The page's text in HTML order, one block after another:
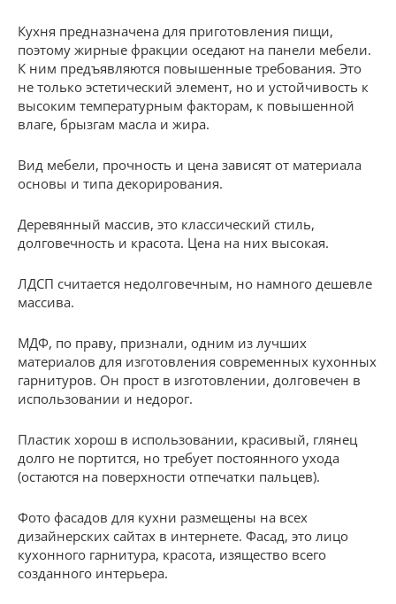
Кухня предназначена для приготовления пищи,
поэтому жирные фракции оседают на панели мебели.
К ним предъявляются повышенные требования. Это
не только эстетический элемент, но и устойчивость к
высоким температурным факторам, к повышенной
влаге, брызгам масла и жира.
Вид мебели, прочность и цена зависят от материала
основы и типа декорирования.
Деревянный массив, это классический стиль,
долговечность и красота. Цена на них высокая.
ЛДСП считается недолговечным, но намного дешевле
массива.
МДФ, по праву, признали, одним из лучших
материалов для изготовления современных кухонных
гарнитуров. Он прост в изготовлении, долговечен в
использовании и недорог.
Пластик хорош в использовании, красивый, глянец
долго не портится, но требует постоянного ухода
(остаются на поверхности отпечатки пальцев).
Фото фасадов для кухни размещены на всех
дизайнерских сайтах в интернете. Фасад, это лицо
кухонного гарнитура, красота, изящество всего
созданного интерьера.